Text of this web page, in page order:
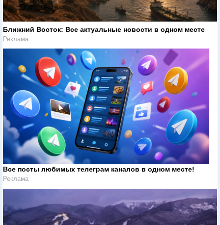
Ближний Восток: Все актуальные новости в одном месте
Реклама
Все посты любимых телеграм каналов в одном месте!
Реклама